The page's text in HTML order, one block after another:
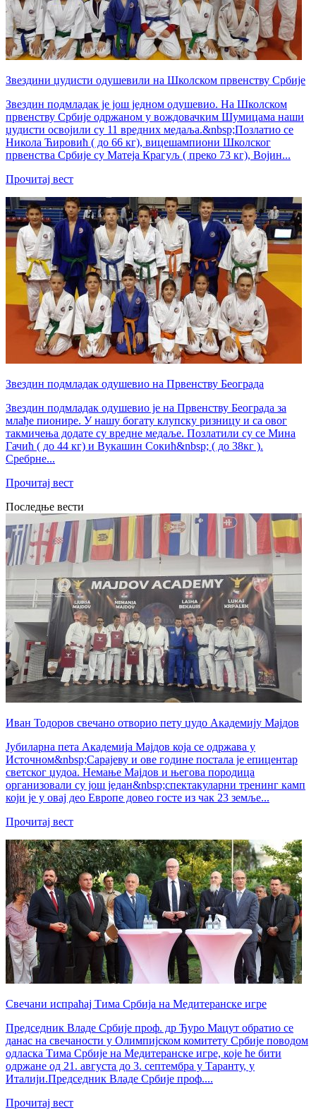
Звездини џудисти одушевили на Школском првенству Србије
Звездин подмладак је још једном одушевио. На Школском
првенству Србије одржаном у вождовачким Шумицама наши
џудисти освојили су 11 вредних медаља.&nbsp;Позлатио се
Никола Ћировић ( до 66 кг), вицешампиони Школског
првенства Србије су Матеја Крагуљ ( преко 73 кг), Војин...
Прочитај вест
Звездин подмладак одушевио на Првенству Београда
Звездин подмладак одушевио је на Првенству Београда за
млађе пионире. У нашу богату клупску ризницу и са овог
такмичења додате су вредне медаље. Позлатили су се Мина
Гачић ( до 44 кг) и Вукашин Сокић&nbsp; ( до 38кг ).
Сребрне...
Прочитај вест
Последње вести
Иван Тодоров свечано отворио пету џудо Академију Мајдов
Јубиларна пета Академија Мајдов која се одржава у
Источном&nbsp;Сарајеву и ове године постала је епицентар
светског џудоа. Немање Мајдов и његова породица
организовали су још један&nbsp;спектакуларни тренинг камп
који је у овај део Европе довео госте из чак 23 земље...
Прочитај вест
Свечани испраћај Тима Србија на Медитеранске игре
Председник Владе Србије проф. др Ђуро Мацут обратио се
данас на свечаности у Олимпијском комитету Србије поводом
одласка Тима Србије на Медитеранске игре, које ће бити
одржане од 21. августа до 3. септембра у Таранту, у
Италији.Председник Владе Србије проф....
Прочитај вест